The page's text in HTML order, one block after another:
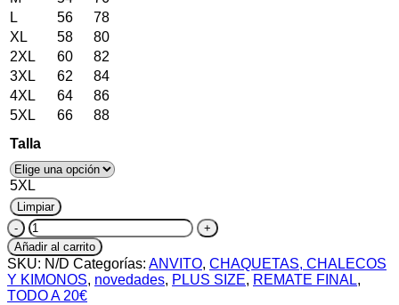
L
56
78
XL
58
80
2XL
60
82
3XL
62
84
4XL
64
86
5XL
66
88
Talla
5XL
Limpiar
Levita
BÁSICA
NEGRA
cantidad
Añadir al carrito
SKU: N/D Categorías: ANVITO, CHAQUETAS, CHALECOS
Y KIMONOS, novedades, PLUS SIZE, REMATE FINAL,
TODO A 20€